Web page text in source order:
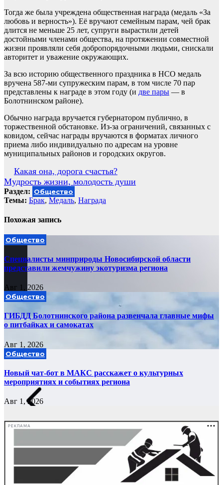
Тогда же была учреждена общественная награда (медаль «За
любовь и верность»). Её вручают семейным парам, чей брак
длится не меньше 25 лет, супруги вырастили детей
достойными членами общества, на протяжении совместной
жизни проявляли себя добропорядочными людьми, снискали
авторитет и уважение окружающих.
За всю историю общественного праздника в НСО медаль
вручена 587-ми супружеским парам, в том числе 70 пар
представлены к награде в этом году (и две пары — в
Болотнинском районе).
Обычно награда вручается губернатором публично, в
торжественной обстановке. Из-за ограничений, связанных с
ковидом, сейчас награды вручаются в форматах личного
приема либо индивидуально по адресам на уровне
муниципальных районов и городских округов.
Навигация
по
записям
Какая она, дорога счастья?
Мудрость жизни, молодость души
Раздел: Общество
Темы: Брак, Медаль, Награда
Похожая запись
Общество
Специалисты минприроды Новосибирской области
представили жемчужину экотуризма региона
Авг 1, 2026
Общество
ГИБДД Болотнинского района развенчала главные мифы
о питбайках и самокатах
Авг 1, 2026
Общество
Новый чат-бот в МАКС расскажет о культурных
мероприятиях и событиях региона
Авг 1, 2026
РЕКЛАМА